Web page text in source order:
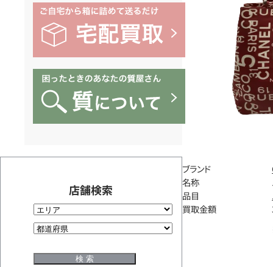
店舗検索
ブランド
名称
品目
買取金額